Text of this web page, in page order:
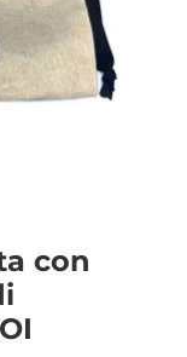
con